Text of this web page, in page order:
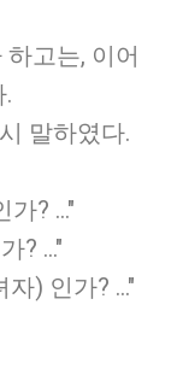
고는, 이어
말하였다.
? ..."
? ..."
) 인가? ..."